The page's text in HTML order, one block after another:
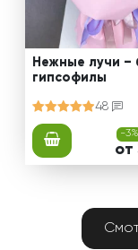
Нежные лучи –
гипсофилы
48
-3%
от